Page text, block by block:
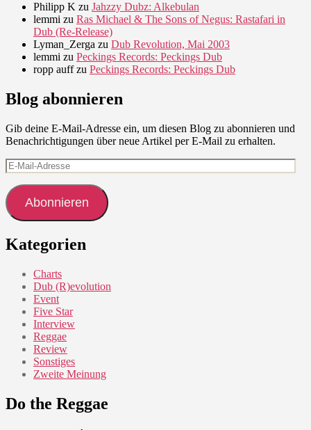
Philipp K zu Jahzzy Dubz: Alkebulan
lemmi zu Ras Michael & The Sons of Negus: Rastafari in
Dub (Re-Release)
Lyman_Zerga zu Dub Revolution, Mai 2003
lemmi zu Peckings Records: Peckings Dub
ropp auffzu Peckings Records: Peckings Dub
Blog abonnieren
Gib deine E-Mail-Adresse ein, um diesen Blog zu abonnieren und
Benachrichtigungen über neue Artikel per E-Mail zu erhalten.
E-
Mail-
Adresse
Abonnieren
Kategorien
Charts
Dub (R)evolution
Event
Five Star
Interview
Reggae
Review
Sonstiges
Zweite Meinung
Do the Reggae